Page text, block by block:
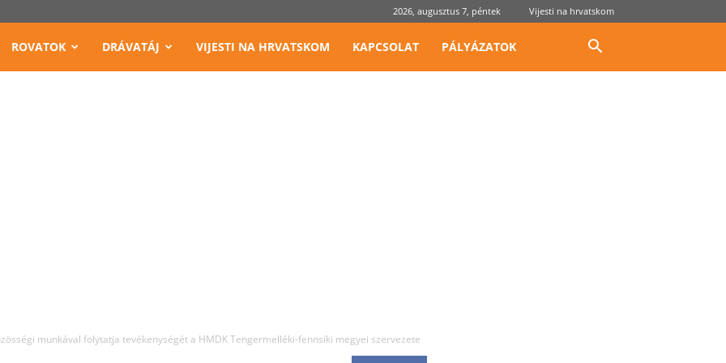
2026, augusztus 7, péntek Vijesti na hrvatskom
ROVATOK DRÁVATÁJ VIJESTI NA HRVATSKOM KAPCSOLAT PÁLYÁZATOK
munkával folytatja tevékenységét a HMDK Tengermelléki-fennsíki megyei szervezete